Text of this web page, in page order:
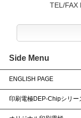
TEL/FAX
Side Menu
ENGLISH PAGE
印刷電極DEP-Chipシリー